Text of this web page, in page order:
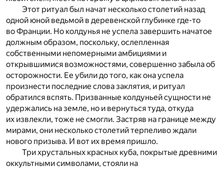
Этот ритуал был начат несколько столетий назад
одной юной ведьмой в деревенской глубинке где-то
во Франции. Но колдунья не успела завершить начатое
должным образом, поскольку, ослепленная
собственными непомерными амбициями и
открывшимися возможностями, совершенно забыла об
осторожности. Ее убили до того, как она успела
произнести последние слова заклятия, и ритуал
обратился вспять. Призванные колдуньей сущности не
удержались на земле, но и вернуться туда, откуда
их извлекли, тоже не смогли. Застряв на границе между
мирами, они несколько столетий терпеливо ждали
нового призыва. И вот их время пришло.
Три хрустальных красных куба, покрытые древними
оккультными символами, стояли на